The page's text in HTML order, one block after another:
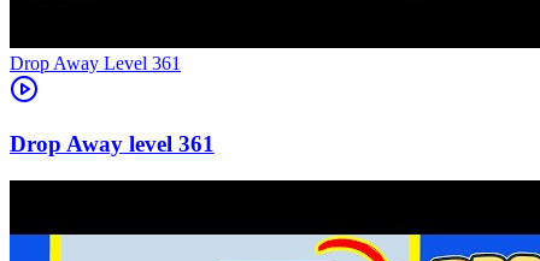
Level 361
361